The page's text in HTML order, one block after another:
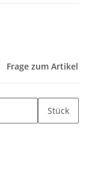
Frage zum Artikel
Stück